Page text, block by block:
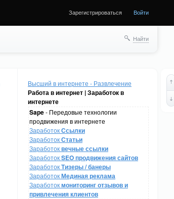
Зарегистрироваться Войти
Найти
Высший в интернете - Развлечение
Работа в интернет | Заработок в
интернете
Sape- Передовые технологии
продвижения в интернете
ЗаработокСсылки
ЗаработокСтатьи
Заработоквечные ссылки
ЗаработокSEO продвижения сайтов
ЗаработокТизеры / банеры
ЗаработокМединая реклама
Заработокмониторинг отзывов и
привлечения клиентов